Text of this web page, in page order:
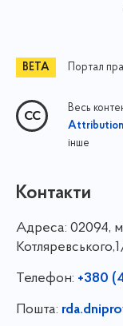
Портал
Весь
Attribution
інше
Контакти
Адреса: 02094,
Телефон: +380
Пошта: